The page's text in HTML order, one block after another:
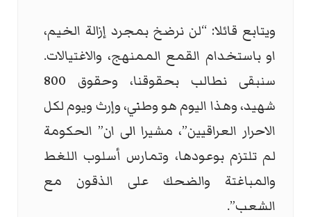
ويتابع قائلا: “لن نرضخ بمجرد إزالة الخيم،
او باستخدام القمع الممنهج، والاغتيالات.
سنبقى نطالب بحقوقنا، وحقوق 800
شهيد، وهذا اليوم هو وطني، وإرث ويوم لكل
الاحرار العراقيين”، مشيرا الى ان” الحكومة
لم تلتزم بوعودها، وتمارس أسلوب اللغط
والمباغتة والضحك على الذقون مع
الشعب”.